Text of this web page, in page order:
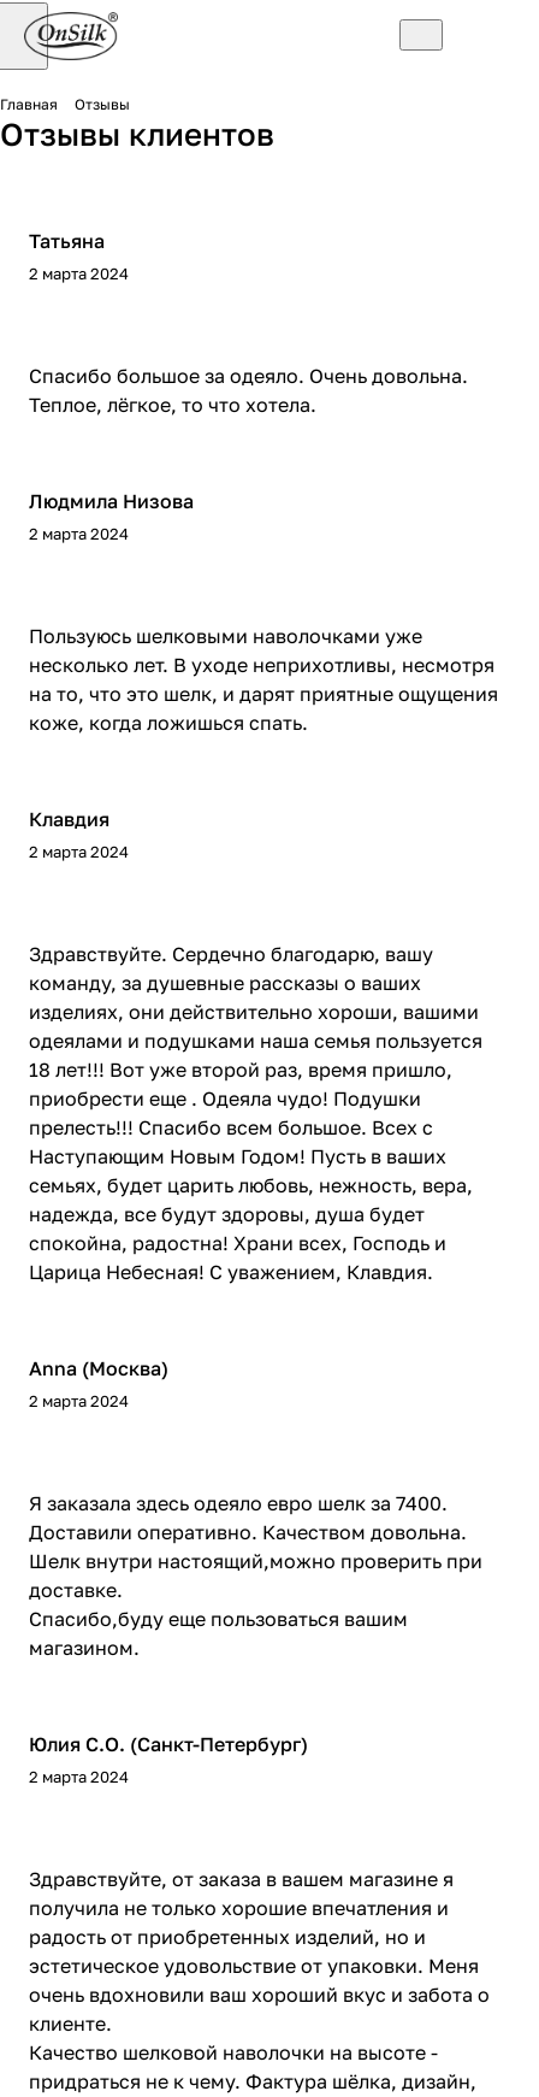
Главная Отзывы
Отзывы клиентов
Татьяна
2 марта 2024
Спасибо большое за одеяло. Очень довольна.
Теплое, лёгкое, то что хотела.
Людмила Низова
2 марта 2024
Пользуюсь шелковыми наволочками уже
несколько лет. В уходе неприхотливы, несмотря
на то, что это шелк, и дарят приятные ощущения
коже, когда ложишься спать.
Клавдия
2 марта 2024
Здравствуйте. Сердечно благодарю, вашу
команду, за душевные рассказы о ваших
изделиях, они действительно хороши, вашими
одеялами и подушками наша семья пользуется
18 лет!!! Вот уже второй раз, время пришло,
приобрести еще . Одеяла чудо! Подушки
прелесть!!! Спасибо всем большое. Всех с
Наступающим Новым Годом! Пусть в ваших
семьях, будет царить любовь, нежность, вера,
надежда, все будут здоровы, душа будет
спокойна, радостна! Храни всех, Господь и
Царица Небесная! С уважением, Клавдия.
Anna (Москва)
2 марта 2024
Я заказала здесь одеяло евро шелк за 7400.
Доставили оперативно. Качеством довольна.
Шелк внутри настоящий,можно проверить при
доставке.
Спасибо,буду еще пользоваться вашим
магазином.
Юлия С.О. (Санкт-Петербург)
2 марта 2024
Здравствуйте, от заказа в вашем магазине я
получила не только хорошие впечатления и
радость от приобретенных изделий, но и
эстетическое удовольствие от упаковки. Меня
очень вдохновили ваш хороший вкус и забота о
клиенте.
Качество шелковой наволочки на высоте -
придраться не к чему. Фактура шёлка, дизайн,